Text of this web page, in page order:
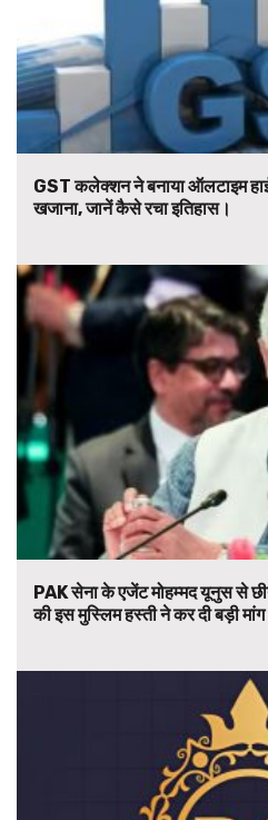
GST कलेक्शन ने बनाया ऑलटाइम हाई
खजाना, जानें कैसे रचा इतिहास।
PAK सेना के एजेंट मोहम्मद यूनुस से
की इस मुस्लिम हस्ती ने कर दी बड़ी